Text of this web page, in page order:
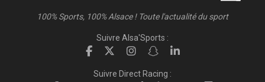
100% Sports, 100% Alsace ! Toute l'actualité du sport
Suivre Alsa'Sports :
Suivre Direct Racing :